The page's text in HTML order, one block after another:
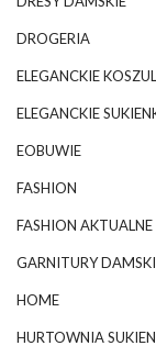
DROGERIA
ELEGANCKIE
ELEGANCKIE
EOBUWIE
FASHION
FASHION
GARNITURY
HOME
HURTOWNIA